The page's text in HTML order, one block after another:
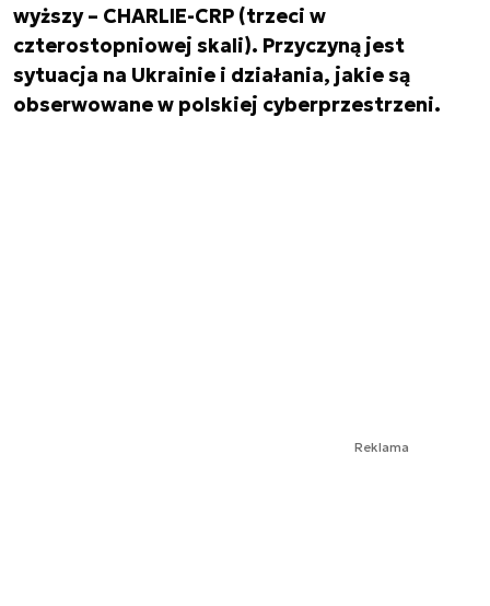
wyższy – CHARLIE-CRP (trzeci w
czterostopniowej skali). Przyczyną jest
sytuacja na Ukrainie i działania, jakie są
obserwowane w polskiej cyberprzestrzeni.
Reklama